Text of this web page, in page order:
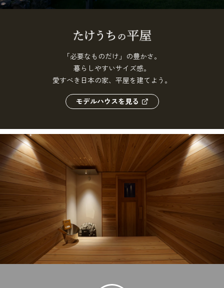
「必要なものだけ」の豊かさ。
暮らしやすいサイズ感。
愛すべき日本の家、平屋を建てよう。
モデルハウスを見る